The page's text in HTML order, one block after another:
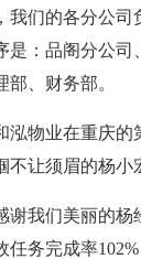
我们的各分公
是：品阁分公
、财务部。
泓物业在重庆
不让须眉的杨小
谢我们美丽的
务完成率